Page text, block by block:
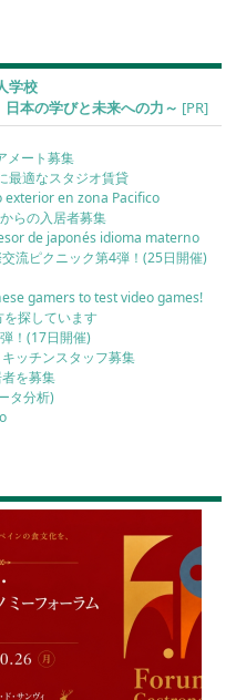
学校
本の学びと未来への力～ [PR]
メート募集
最適なスタジオ賃貸
en zona Pacifico
らの入居者募集
de japonés idioma materno
流ピクニック第4弾！(25日開催)
gamers to test video games!
探しています
！(17日開催)
ッチンスタッフ募集
を募集
タ分析)